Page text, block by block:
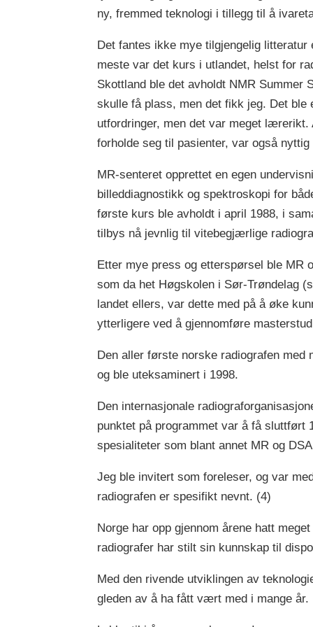
ny, fremmed teknologi i tillegg til å
Det fantes ikke mye tilgjengelig
meste var det kurs i utlandet, helst for
Skottland ble det avholdt NMR Summer
skulle få plass, men det fikk jeg. Det
utfordringer, men det var meget
forholde seg til pasienter, var også
MR-senteret opprettet en egen
billeddiagnostikk og spektroskopi for
første kurs ble avholdt i april 1988, i
tilbys nå jevnlig til vitebegjærlige
Etter mye press og etterspørsel ble MR
som da het Høgskolen i Sør-Trøndelag
landet ellers, var dette med på å øke
ytterligere ved å gjennomføre
Den aller første norske radiografen
og ble uteksaminert i 1998.
Den internasjonale
punktet på programmet var å få sluttført
spesialiteter som blant annet MR og
Jeg ble invitert som foreleser, og var
radiografen er spesifikt nevnt. (4)
Norge har opp gjennom årene hatt
radiografer har stilt sin kunnskap til
Med den rivende utviklingen av
gleden av å ha fått vært med i mange år.